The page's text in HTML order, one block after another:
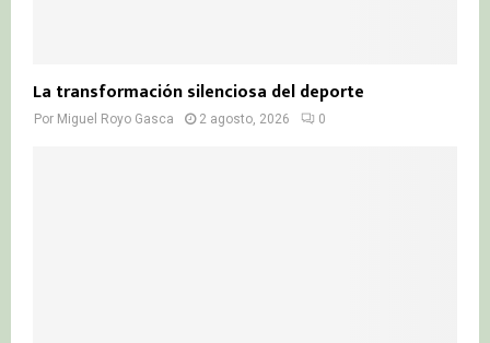
La transformación silenciosa del deporte
Por Miguel Royo Gasca 2 agosto, 2026 0